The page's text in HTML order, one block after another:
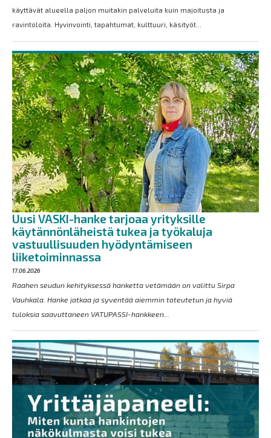
käyttävät alueella paljon muitakin palveluita kuin majoitusta ja
ravintoloita. Hyvinvointi, tapahtumat, kulttuuri, käsityöt...
Uusi VASKI-hanke tarjoaa yrityksille
käytännönläheistä tukea ja työkaluja
vastuullisuuden hyödyntämiseen
liiketoiminnassa
17.06.2026
Raahen seudun kehityksessä hanketta vetämään on valittu Sirpa
Vauhkala. Hanke jatkaa ja syventää aiemmin toteutetun ja hyviä
tuloksia saavuttaneen VATUPASSI-hankkeen...